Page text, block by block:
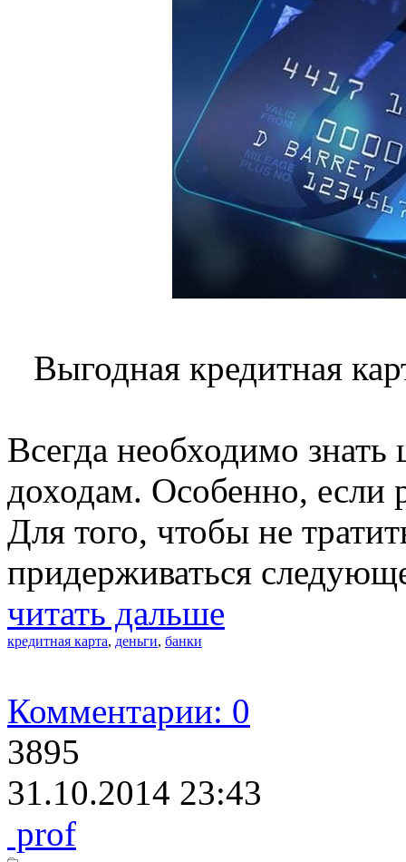
Выгодная кредитная
Всегда необходимо
доходам. Особенно, если
Для того, чтобы не
придерживаться
читать дальше
кредитная карта, деньги, банки
Комментарии: 0
3895
31.10.2014 23:43
prof